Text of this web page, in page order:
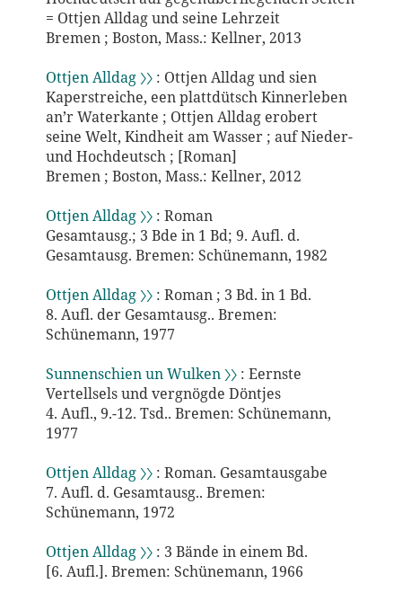
= Ottjen Alldag und seine Lehrzeit
Bremen ; Boston, Mass.: Kellner, 2013
Ottjen Alldag 〉〉: Ottjen Alldag und sien
Kaperstreiche, een plattdütsch Kinnerleben
an’r Waterkante ; Ottjen Alldag erobert
seine Welt, Kindheit am Wasser ; auf Nieder-
und Hochdeutsch ; [Roman]
Bremen ; Boston, Mass.: Kellner, 2012
Ottjen Alldag 〉〉: Roman
Gesamtausg.; 3 Bde in 1 Bd; 9. Aufl. d.
Gesamtausg. Bremen: Schünemann, 1982
Ottjen Alldag 〉〉: Roman ; 3 Bd. in 1 Bd.
8. Aufl. der Gesamtausg.. Bremen:
Schünemann, 1977
Sunnenschien un Wulken 〉〉: Eernste
Vertellsels und vergnögde Döntjes
4. Aufl., 9.-12. Tsd.. Bremen: Schünemann,
1977
Ottjen Alldag 〉〉: Roman. Gesamtausgabe
7. Aufl. d. Gesamtausg.. Bremen:
Schünemann, 1972
Ottjen Alldag 〉〉: 3 Bände in einem Bd.
[6. Aufl.]. Bremen: Schünemann, 1966